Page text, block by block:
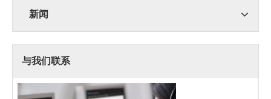
新闻
与我们联系